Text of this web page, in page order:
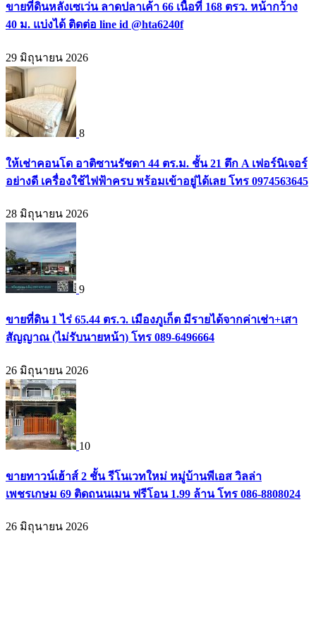
ขายที่ดินหลังเซเว่น ลาดปลาเค้า 66 เนื้อที่ 168 ตรว. หน้ากว้าง
40 ม. แบ่งได้ ติดต่อ line id @hta6240f
29 มิถุนายน 2026
8
ให้เช่าคอนโด อาติซานรัชดา 44 ตร.ม. ชั้น 21 ตึก A เฟอร์นิเจอร์
อย่างดี เครื่องใช้ไฟฟ้าครบ พร้อมเข้าอยู่ได้เลย โทร 0974563645
28 มิถุนายน 2026
9
ขายที่ดิน 1 ไร่ 65.44 ตร.ว. เมืองภูเก็ต มีรายได้จากค่าเช่า+เสา
สัญญาณ (ไม่รับนายหน้า) โทร 089-6496664
26 มิถุนายน 2026
10
ขายทาวน์เฮ้าส์ 2 ชั้น รีโนเวทใหม่ หมู่บ้านพีเอส วิลล่า
เพชรเกษม 69 ติดถนนเมน ฟรีโอน 1.99 ล้าน โทร 086-8808024
26 มิถุนายน 2026